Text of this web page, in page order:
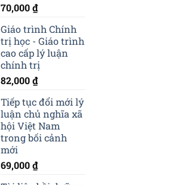
70,000₫
Giáo trình Chính
trị học - Giáo trình
cao cấp lý luận
chính trị
82,000₫
Tiếp tục đổi mới lý
luận chủ nghĩa xã
hội Việt Nam
trong bối cảnh
mới
69,000₫